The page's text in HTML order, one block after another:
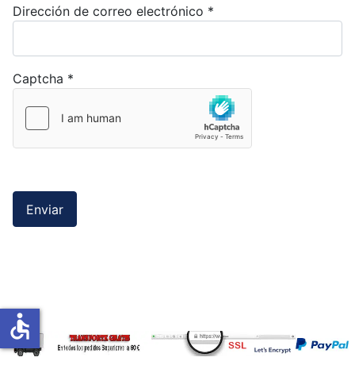
Dirección de correo electrónico *
Captcha *
Enviar
accessible